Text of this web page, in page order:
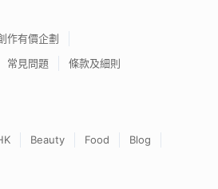
作有價企劃
常見問題 條款及細則
Beauty Food
Blog